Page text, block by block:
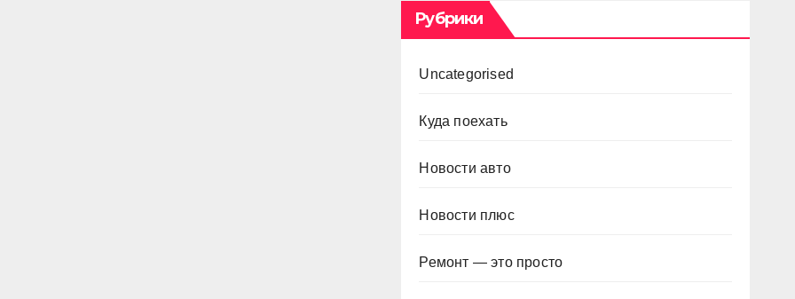
Рубрики
Uncategorised
Куда поехать
Новости авто
Новости плюс
Ремонт — это просто